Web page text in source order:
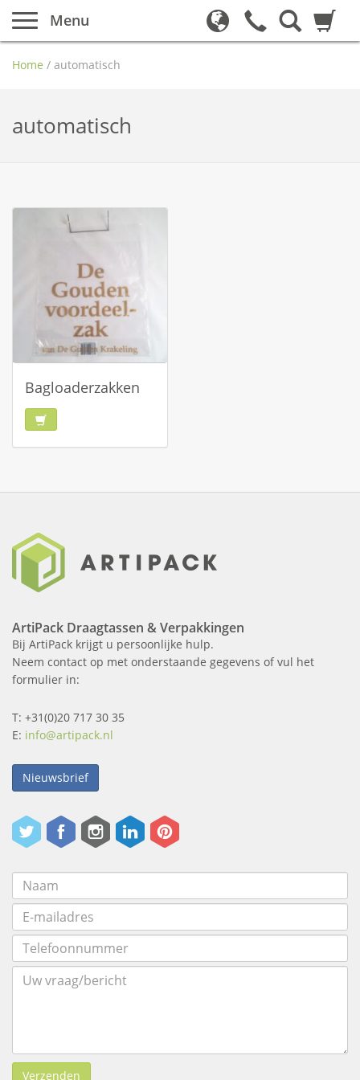
Menu
Home / automatisch
automatisch
Bagloaderzakken
ArtiPack Draagtassen & Verpakkingen
Bij ArtiPack krijgt u persoonlijke hulp.
Neem contact op met onderstaande gegevens of vul het
formulier in:
T: +31(0)20 717 30 35
E: info@artipack.nl
Nieuwsbrief
Verzenden